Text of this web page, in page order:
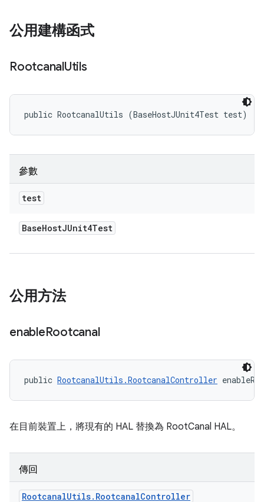
公用建構函式
RootcanalUtils
public RootcanalUtils (BaseHostJUnit4Test test)
參數
test
BaseHostJUnit4Test
公用方法
enableRootcanal
public RootcanalUtils.RootcanalController
在目前裝置上，將現有的 HAL 替換為 RootCanal HAL。
傳回
RootcanalUtils. RootcanalController